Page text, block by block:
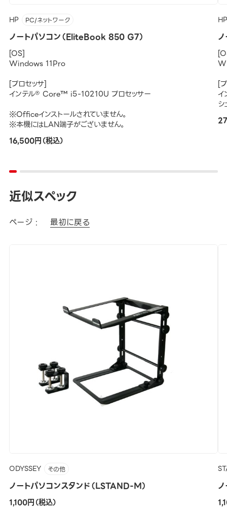
HP PC/ネットワーク
ノートパソコン（EliteBook 850 G7）
[OS]
Windows 11Pro
[プロセッサ]
インテル® Core™ i5-10210U プロセッサー
※Officeインストールされていません。
※本機にはLAN端子がございません。
16,500円（税込）
[
近似スペック
ページ : 最初に戻る
ODYSSEY その他
ノートパソコンスタンド（LSTAND-M）
1,100円（税込）